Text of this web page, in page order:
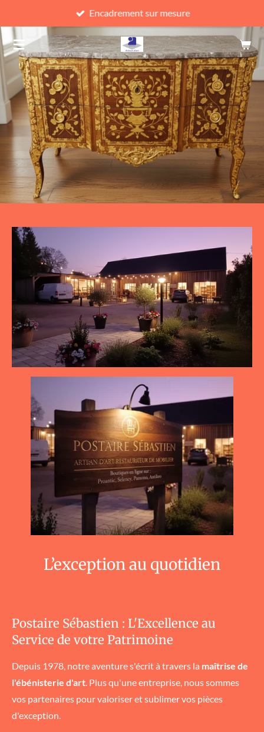
au
contenu
principal
Encadrement sur mesure
L’exception au quotidien
Postaire Sébastien : L'Excellence au
Service de votre Patrimoine
​Depuis 1978, notre aventure s'écrit à travers la maîtrise de
l'ébénisterie d'art . Plus qu'une entreprise, nous sommes
vos partenaires pour valoriser et sublimer vos pièces
d'exception.